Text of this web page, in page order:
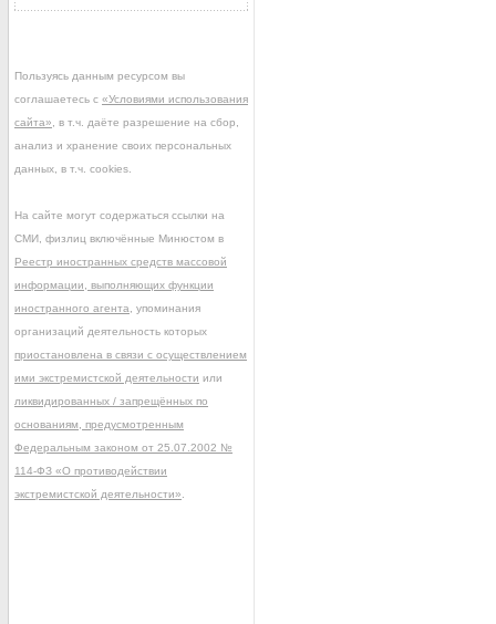
Пользуясь данным ресурсом вы
соглашаетесь с «Условиями использования
сайта» , в т.ч. даёте разрешение на сбор,
анализ и хранение своих персональных
данных, в т.ч. cookies.
На сайте могут содержаться ссылки на
СМИ, физлиц включённые Минюстом в
Реестр иностранных средств массовой
информации, выполняющих функции
иностранного агента , упоминания
организаций деятельность которых
приостановлена в связи с осуществлением
ими экстремистской деятельности или
ликвидированных / запрещённых по
основаниям, предусмотренным
Федеральным законом от 25.07.2002 №
114-ФЗ «О противодействии
экстремистской деятельности»